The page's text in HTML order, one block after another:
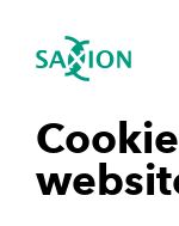
Navigatie openen
tonen
tonen
sluiten
Studentenleven